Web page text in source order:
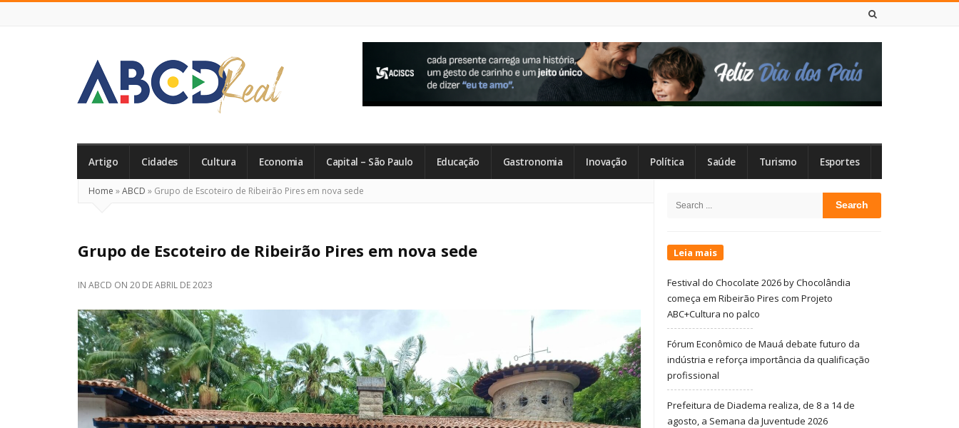
Real
Artigo Cidades Cultura Economia Capital – São Paulo Educação Gastronomia Inovação Política Saúde Turismo Esportes
Home »ABCD » Grupo de Escoteiro de Ribeirão Pires em nova sede
Grupo de Escoteiro de Ribeirão Pires em nova sede
IN ABCD ON 20 DE ABRIL DE 2023
Sidebar
Search
Leia mais
Festival do Chocolate 2026 by Chocolândia
começa em Ribeirão Pires com Projeto
ABC+Cultura no palco
Fórum Econômico de Mauá debate futuro da
indústria e reforça importância da qualificação
profissional
Prefeitura de Diadema realiza, de 8 a 14 de
agosto, a Semana da Juventude 2026